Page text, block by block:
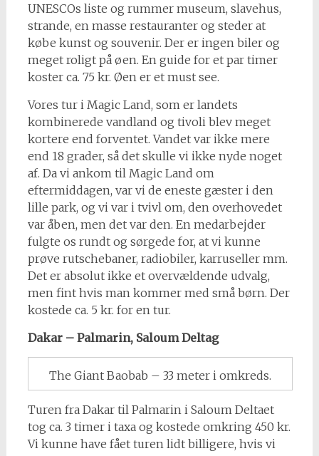
UNESCOs liste og rummer museum, slavehus,
strande, en masse restauranter og steder at
købe kunst og souvenir. Der er ingen biler og
meget roligt på øen. En guide for et par timer
koster ca. 75 kr. Øen er et must see.
Vores tur i Magic Land, som er landets
kombinerede vandland og tivoli blev meget
kortere end forventet. Vandet var ikke mere
end 18 grader, så det skulle vi ikke nyde noget
af. Da vi ankom til Magic Land om
eftermiddagen, var vi de eneste gæster i den
lille park, og vi var i tvivl om, den overhovedet
var åben, men det var den. En medarbejder
fulgte os rundt og sørgede for, at vi kunne
prøve rutschebaner, radiobiler, karruseller mm.
Det er absolut ikke et overvældende udvalg,
men fint hvis man kommer med små børn. Der
kostede ca. 5 kr. for en tur.
Dakar – Palmarin, Saloum Deltag
The Giant Baobab – 33 meter i omkreds.
Turen fra Dakar til Palmarin i Saloum Deltaet
tog ca. 3 timer i taxa og kostede omkring 450 kr.
Vi kunne have fået turen lidt billigere, hvis vi